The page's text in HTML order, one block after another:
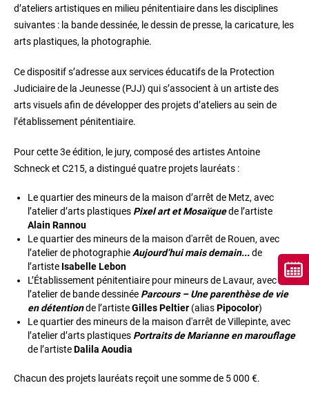
d’ateliers artistiques en milieu pénitentiaire dans les disciplines
suivantes : la bande dessinée, le dessin de presse, la caricature, les
arts plastiques, la photographie.
Ce dispositif s’adresse aux services éducatifs de la Protection
Judiciaire de la Jeunesse (PJJ) qui s’associent à un artiste des
arts visuels afin de développer des projets d’ateliers au sein de
l’établissement pénitentiaire.
Pour cette 3e édition, le jury, composé des artistes Antoine
Schneck et C215, a distingué quatre projets lauréats :
Le quartier des mineurs de la maison d’arrêt de Metz, avec
l’atelier d’arts plastiques Pixel art et Mosaïquede l’artiste
Alain Rannou
Le quartier des mineurs de la maison d'arrêt de Rouen, avec
l’atelier de photographie Aujourd’hui mais demain...de
l’artiste Isabelle Lebon
L’Établissement pénitentiaire pour mineurs de Lavaur, avec
l’atelier de bande dessinée Parcours – Une parenthèse de vie
en détentionde l’artisteGilles Peltier (aliasPipocolor)
Le quartier des mineurs de la maison d'arrêt de Villepinte, avec
l’atelier d’arts plastiques Portraits de Marianne en marouflage
de l’artisteDalila Aoudia
Chacun des projets lauréats reçoit une somme de 5 000 €.